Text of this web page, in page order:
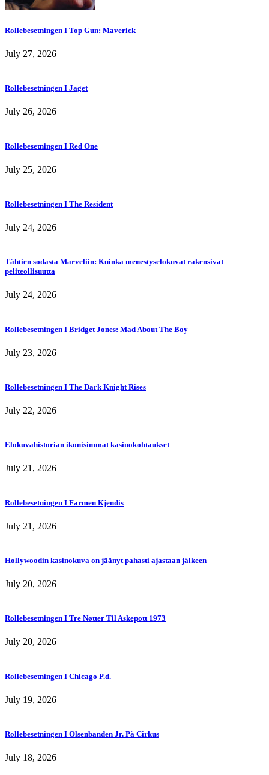
Rollebesetningen I Top Gun: Maverick
July 27, 2026
Rollebesetningen I Jaget
July 26, 2026
Rollebesetningen I Red One
July 25, 2026
Rollebesetningen I The Resident
July 24, 2026
Tähtien sodasta Marveliin: Kuinka menestyselokuvat rakensivat
peliteollisuutta
July 24, 2026
Rollebesetningen I Bridget Jones: Mad About The Boy
July 23, 2026
Rollebesetningen I The Dark Knight Rises
July 22, 2026
Elokuvahistorian ikonisimmat kasinokohtaukset
July 21, 2026
Rollebesetningen I Farmen Kjendis
July 21, 2026
Hollywoodin kasinokuva on jäänyt pahasti ajastaan jälkeen
July 20, 2026
Rollebesetningen I Tre Nøtter Til Askepott 1973
July 20, 2026
Rollebesetningen I Chicago P.d.
July 19, 2026
Rollebesetningen I Olsenbanden Jr. På Cirkus
July 18, 2026